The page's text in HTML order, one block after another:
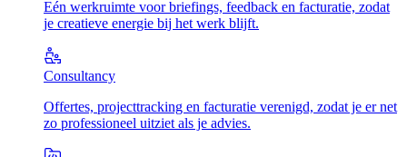
Eén werkruimte voor briefings, feedback en facturatie, zodat
je creatieve energie bij het werk blijft.
Consultancy
Offertes, projecttracking en facturatie verenigd, zodat je er net
zo professioneel uitziet als je advies.